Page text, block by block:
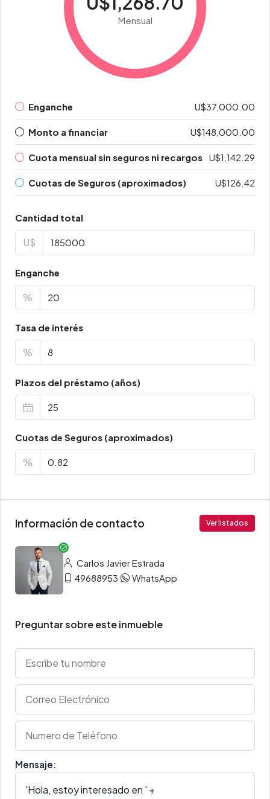
Mensual
Enganche U$37,000.00
Monto a financiar U$148,000.00
Cuota mensual sin seguros ni recargos U$1,142.29
Cuotas de Seguros (aproximados) U$126.42
Cantidad total
U$
Enganche
%
Tasa de interés
%
Plazos del préstamo (años)
Cuotas de Seguros (aproximados)
%
Información de contacto Ver listados
Carlos Javier Estrada
49688953
WhatsApp
Preguntar sobre este inmueble
Mensaje: